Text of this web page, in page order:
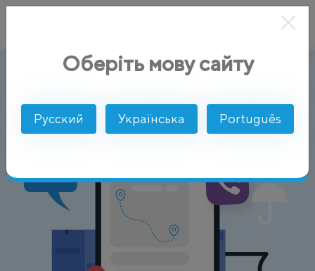
По целям Заказ и доставка
Оберіть мову сайту
Русский Українська Português